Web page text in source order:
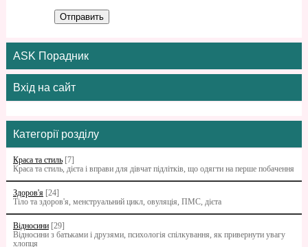
Отправить
ASK Порадник
Вхід на сайт
Категорії розділу
Краса та стиль [7]
Краса та стиль, дієта і вправи для дівчат підлітків, що одягти на перше побачення
Здоров'я [24]
Тіло та здоров'я, менструальний цикл, овуляція, ПМС, дієта
Відносини [29]
Відносини з батьками i друзями, психологія спілкування, як привернути увагу
хлопця